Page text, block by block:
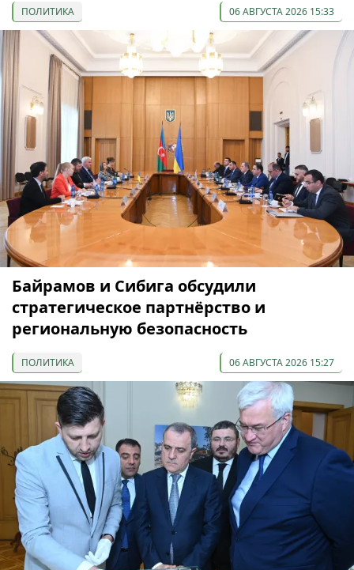
ПОЛИТИКА 06 АВГУСТА 2026 15:33
Байрамов и Сибига обсудили
стратегическое партнёрство и
региональную безопасность
ПОЛИТИКА 06 АВГУСТА 2026 15:27